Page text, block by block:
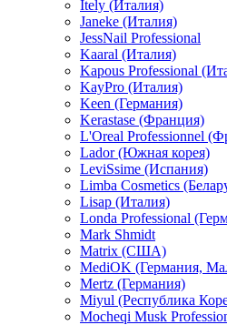
Itely (Италия)
Janeke (Италия)
JessNail Professional
Kaaral (Италия)
Kapous Professional
KayPro (Италия)
Keen (Германия)
Kerastase (Франция)
L'Oreal Professionnel
Lador (Южная корея)
LeviSsime (Испания)
Limba Cosmetics
Lisap (Италия)
Londa Professional
Mark Shmidt
Matrix (США)
MediOK (Германия,
Mertz (Германия)
Miyul (Республика
Mocheqi Musk